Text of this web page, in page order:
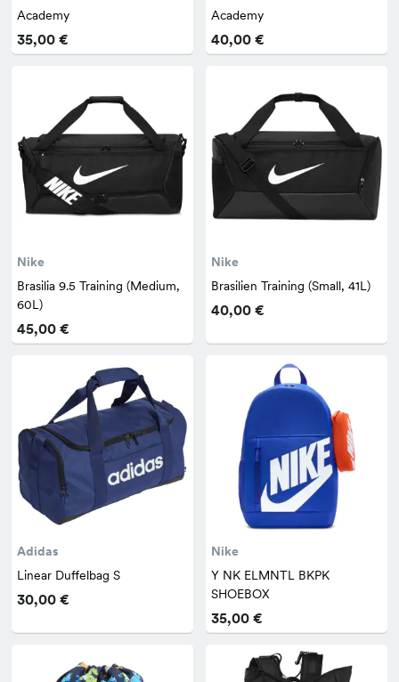
Academy
35,00 €
Academy
40,00 €
Nike
Brasilia 9.5 Training (Medium,
60L)
45,00 €
Nike
Brasilien Training (Small, 41L)
40,00 €
Adidas
Linear Duffelbag S
30,00 €
Nike
Y NK ELMNTL BKPK
SHOEBOX
35,00 €